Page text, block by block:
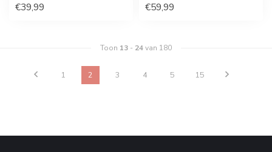
€39,99 €59,99
Toon 13 - 24van 180
1 2 3 4 5 15